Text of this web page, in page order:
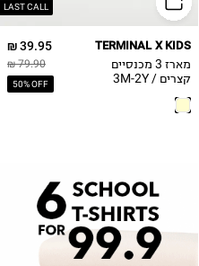
LAST CALL
39.95 ₪
79.90 ₪
50% OFF
TERMINAL X KIDS
מארז 3 מכנסיים
קצרים / 3M-2Y